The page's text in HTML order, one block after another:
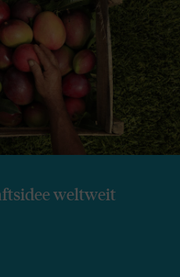
weltweit